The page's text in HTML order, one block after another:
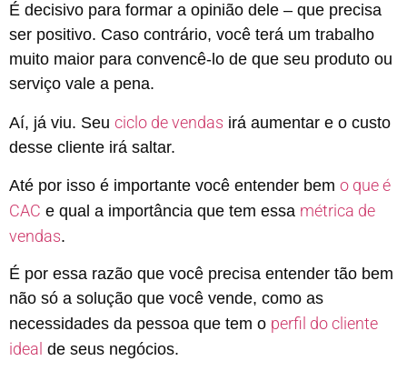
É decisivo para formar a opinião dele – que precisa
ser positivo. Caso contrário, você terá um trabalho
muito maior para convencê-lo de que seu produto ou
serviço vale a pena.
Aí, já viu. Seu ciclo de vendas irá aumentar e o custo
desse cliente irá saltar.
Até por isso é importante você entender bem o que é
CAC e qual a importância que tem essa métrica de
vendas.
É por essa razão que você precisa entender tão bem
não só a solução que você vende, como as
necessidades da pessoa que tem o perfil do cliente
ideal de seus negócios.